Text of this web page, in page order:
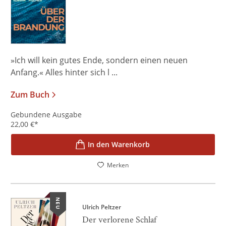
»Ich will kein gutes Ende, sondern einen neuen
Anfang.« Alles hinter sich l ...
Zum Buch
Gebundene Ausgabe
22,00 €*
In den Warenkorb
Merken
NEU Ulrich Peltzer
Der verlorene Schlaf